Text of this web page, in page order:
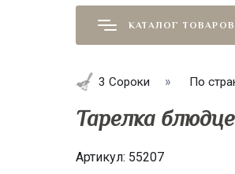
КАТАЛОГ ТОВАРОВ
3 Сороки По
Тарелка
Артикул: 55207